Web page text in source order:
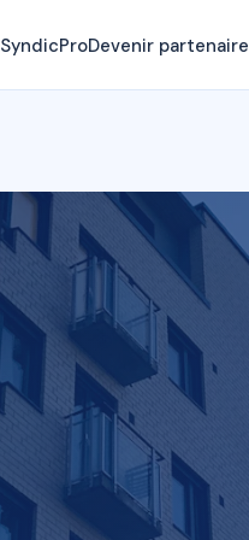
SyndicProDevenir partenaire